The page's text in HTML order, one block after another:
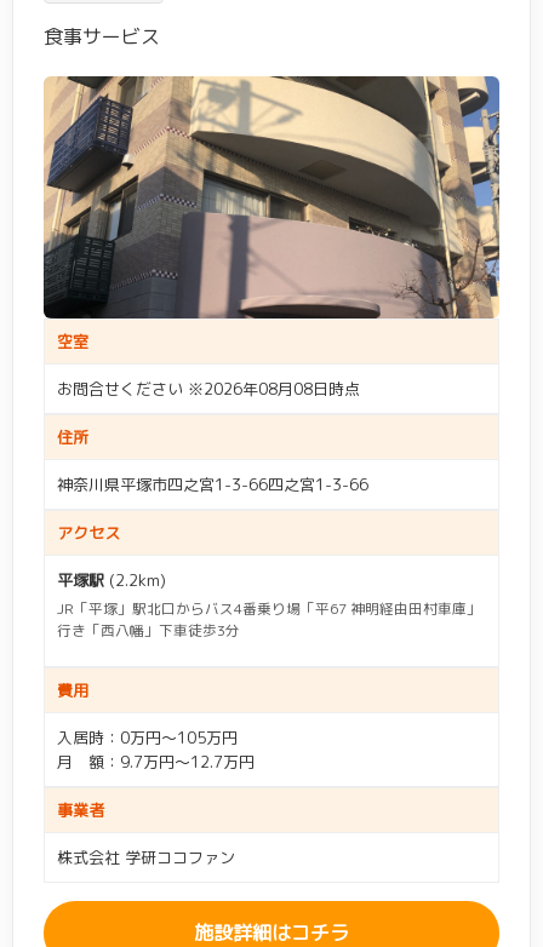
食事サービス
空室
お問合せください ※2026年08月08日時点
住所
神奈川県平塚市四之宮1-3-66四之宮1-3-66
アクセス
平塚駅 (2.2km)
JR「平塚」駅北口からバス4番乗り場「平67 神明経由田村車庫」
行き「西八幡」下車徒歩3分
費用
入居時：0万円～105万円
月 額：9.7万円～12.7万円
事業者
株式会社 学研ココファン
施設詳細はコチラ